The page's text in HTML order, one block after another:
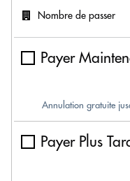
Nombre de passer
Payer
Annulation gratuite
Payer Plus